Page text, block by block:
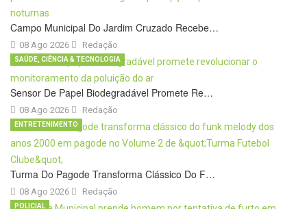
Campo Municipal Do Jardim Cruzado Recebe…
08 Ago 2026 Redação
Sensor De Papel Biodegradável Promete Re…
08 Ago 2026
SAÚDE, CIÊNCIA & TECNOLOGIA
Redação
Turma Do Pagode Transforma Clássico Do F…
08 Ago 2026
ENTRETENIMENTO
Redação
POLICIAL